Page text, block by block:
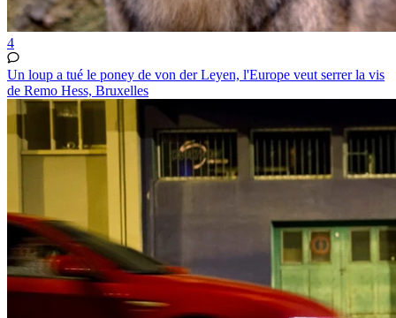
4
Un loup a tué le poney de von der Leyen, l'Europe veut serrer la vis
de Remo Hess, Bruxelles